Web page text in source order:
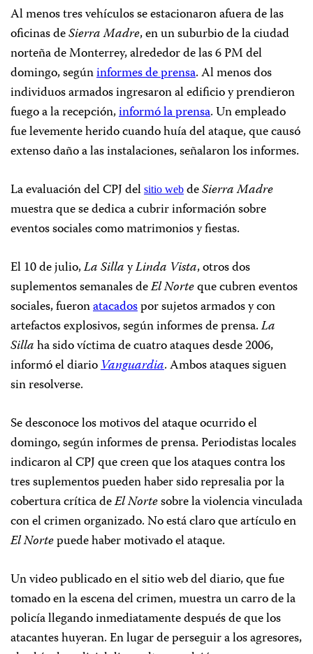
Al menos tres vehículos se estacionaron afuera de las
oficinas deSierra Madre, en un suburbio de la ciudad
norteña de Monterrey, alrededor de las 6 PM del
domingo, segúninformes de prensa. Al menos dos
individuos armados ingresaron al edificio y prendieron
fuego a la recepción,informó la prensa. Un empleado
fue levemente herido cuando huía del ataque, que causó
extenso daño a las instalaciones, señalaron los informes.
La evaluación del CPJ del sitio web deSierra Madre
muestra que se dedica a cubrir información sobre
eventos sociales como matrimonios y fiestas.
El 10 de julio,La SillayLinda Vista, otros dos
suplementos semanales deEl Norteque cubren eventos
sociales, fueronatacadospor sujetos armados y con
artefactos explosivos, según informes de prensa.La
Sillaha sido víctima de cuatro ataques desde 2006,
informó el diarioVanguardia. Ambos ataques siguen
sin resolverse.
Se desconoce los motivos del ataque ocurrido el
domingo, según informes de prensa. Periodistas locales
indicaron al CPJ que creen que los ataques contra los
tres suplementos pueden haber sido represalia por la
cobertura crítica deEl Nortesobre la violencia vinculada
con el crimen organizado. No está claro que artículo en
El Nortepuede haber motivado el ataque.
Un video publicado en el sitio web del diario, que fue
tomado en la escena del crimen, muestra un carro de la
policía llegando inmediatamente después de que los
atacantes huyeran. En lugar de perseguir a los agresores,